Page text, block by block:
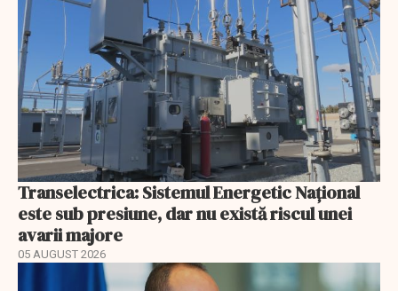
Transelectrica: Sistemul Energetic Național
este sub presiune, dar nu există riscul unei
avarii majore
05 AUGUST 2026